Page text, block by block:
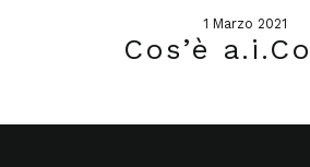
1 Marzo 2021
Cos’è